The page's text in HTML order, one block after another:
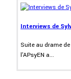
Interviews de
Suite au drame
l'APsyEN a...